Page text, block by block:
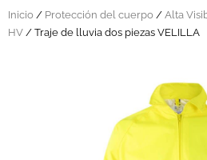
Inicio / Protección del cuerpo / Alta
HV / Traje de lluvia dos piezas VELILLA